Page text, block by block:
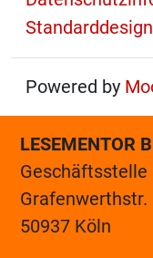
Standarddesign
Powered by
LESEMENTOR
Geschäftsstelle
Grafenwerthstr.
50937 Köln